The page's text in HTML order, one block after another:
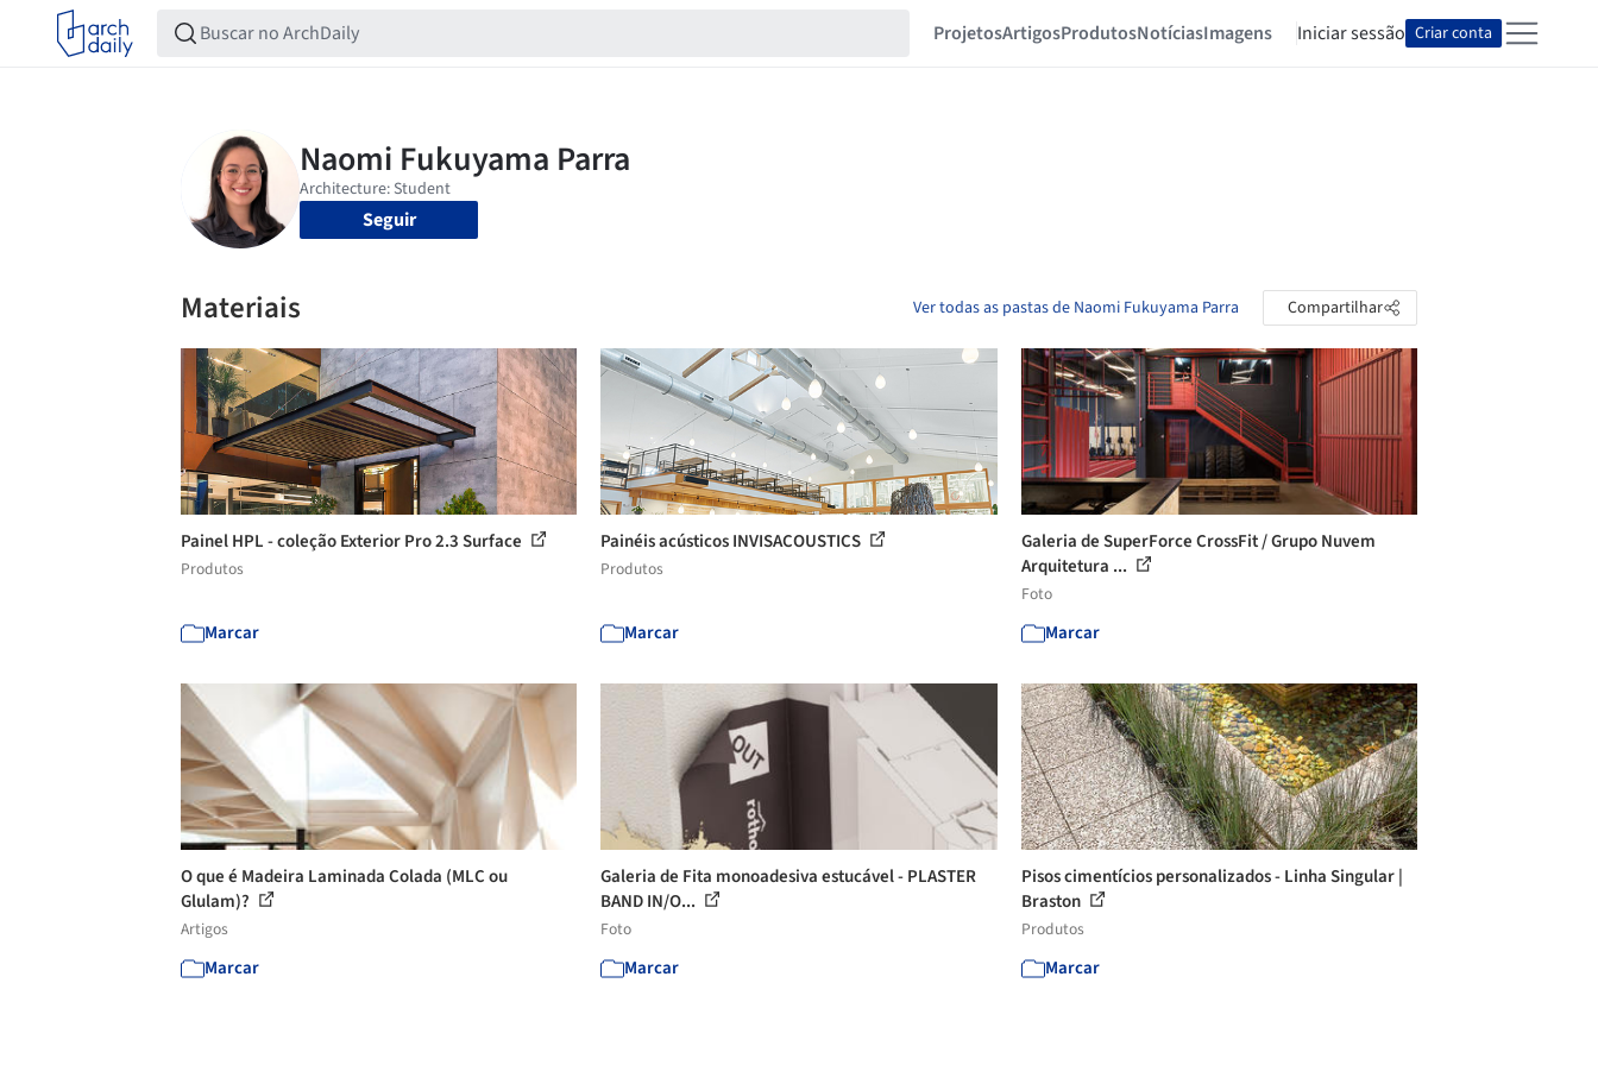
ProjetosArtigosProdutosNotíciasImagens Iniciar sessão Criar conta
Seguir
Materiais Ver todas as pastas de Naomi Fukuyama Parra Compartilhar
Painel HPL - coleção Exterior Pro 2.3 Surface
Produtos
Marcar
Painéis acústicos INVISACOUSTICS
Produtos
Marcar
Galeria de SuperForce CrossFit / Grupo Nuvem
Arquitetura ...
Foto
Marcar
O que é Madeira Laminada Colada (MLC ou
Glulam)?
Artigos
Marcar
Galeria de Fita monoadesiva estucável - PLASTER
BAND IN/O...
Foto
Marcar
Pisos cimentícios personalizados - Linha Singular |
Braston
Produtos
Marcar